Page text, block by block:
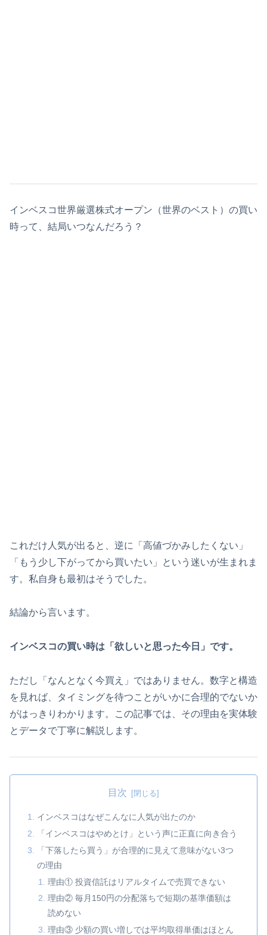
インベスコ世界厳選株式オープン（世界のベスト）の買い
時って、結局いつなんだろう？
これだけ人気が出ると、逆に「高値づかみしたくない」
「もう少し下がってから買いたい」という迷いが生まれま
す。私自身も最初はそうでした。
結論から言います。
インベスコの買い時は「欲しいと思った今日」です。
ただし「なんとなく今買え」ではありません。数字と構造
を見れば、タイミングを待つことがいかに合理的でないか
がはっきりわかります。この記事では、その理由を実体験
とデータで丁寧に解説します。
目次
インベスコはなぜこんなに人気が出たのか
「インベスコはやめとけ」という声に正直に向き合う
「下落したら買う」が合理的に見えて意味がない3つ
の理由
理由① 投資信託はリアルタイムで売買できない
理由② 毎月150円の分配落ちで短期の基準価額は
読めない
理由③ 少額の買い増しでは平均取得単価はほとん